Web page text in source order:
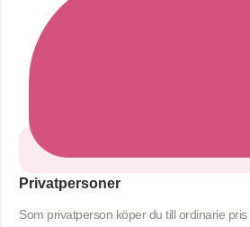
Privatpersoner
Som privatperson köper du till ordinarie